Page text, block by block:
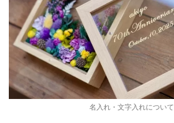
名入れ・文字入れについて